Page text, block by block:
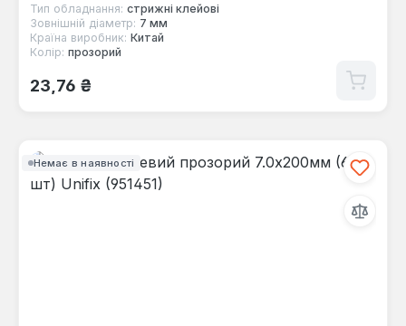
Тип обладнання: стрижні клейові
Зовнішній діаметр: 7 мм
Країна виробник: Китай
Колір: прозорий
Звичайна ціна:
23,76 ₴
Немає в наявності